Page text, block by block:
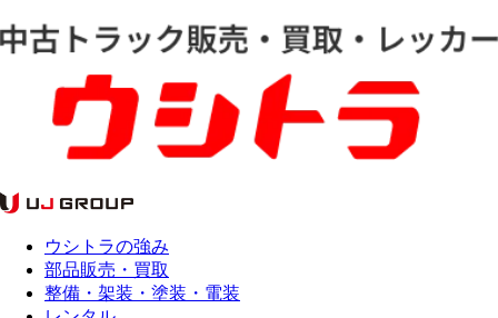
ウシトラの強み
部品販売・買取
整備・架装・塗装・電装